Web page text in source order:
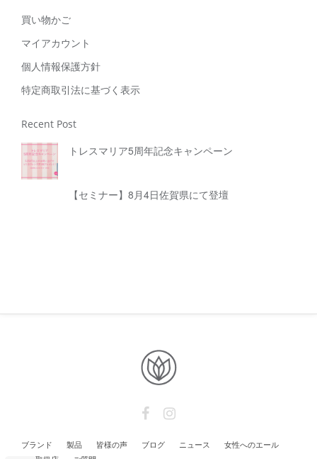
買い物かご
マイアカウント
個人情報保護方針
特定商取引法に基づく表示
Recent Post
トレスマリア5周年記念キャンペーン
【セミナー】8月4日佐賀県にて登壇
ブランド 製品 皆様の声 ブログ ニュース
女性へのエール